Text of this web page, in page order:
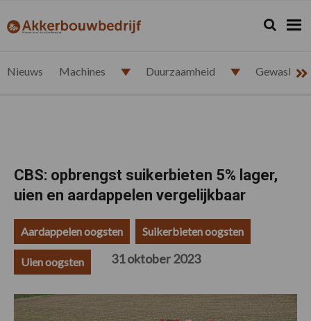
de
de
de
de
akkerbouwbedrijf.nl Zoeken...
Zoek
Nieuws Machines Duurzaamheid
CBS: opbrengst suikerbieten 5% lager,
uien en aardappelen vergelijkbaar
Aardappelen oogsten Suikerbieten oogsten
Uien oogsten 31 oktober 2023